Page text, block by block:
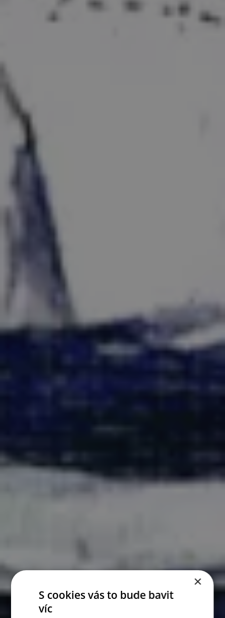
×
S cookies vás to bude bavit
víc